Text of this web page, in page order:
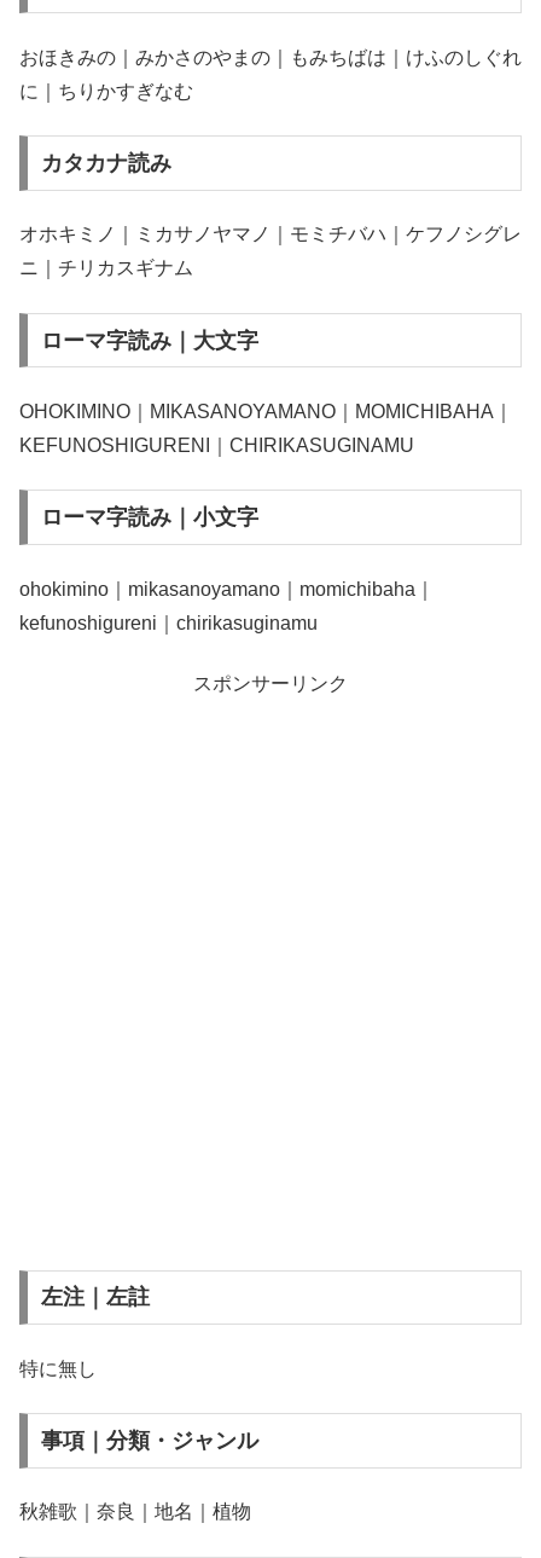
おほきみの｜みかさのやまの｜もみちばは｜けふのしぐれ
に｜ちりかすぎなむ
カタカナ読み
オホキミノ｜ミカサノヤマノ｜モミチバハ｜ケフノシグレ
ニ｜チリカスギナム
ローマ字読み｜大文字
OHOKIMINO｜MIKASANOYAMANO｜MOMICHIBAHA｜
KEFUNOSHIGURENI｜CHIRIKASUGINAMU
ローマ字読み｜小文字
ohokimino｜mikasanoyamano｜momichibaha｜
kefunoshigureni｜chirikasuginamu
スポンサーリンク
左注｜左註
特に無し
事項｜分類・ジャンル
秋雑歌｜奈良｜地名｜植物